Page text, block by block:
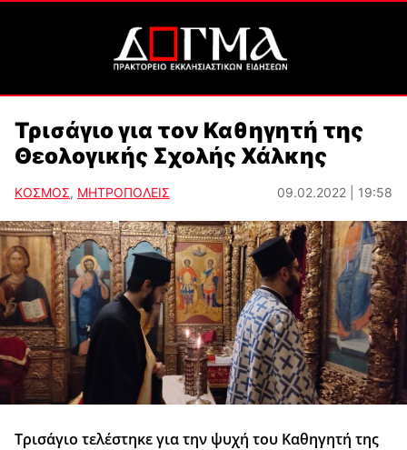
Τρισάγιο για τον Καθηγητή της
Θεολογικής Σχολής Χάλκης
ΚΟΣΜΟΣ, ΜΗΤΡΟΠΟΛΕΙΣ 09.02.2022 | 19:58
Τρισάγιο τελέστηκε για την ψυχή του Καθηγητή της